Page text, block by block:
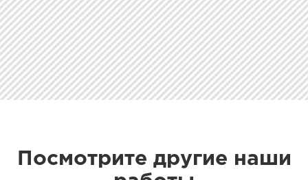
Посмотрите другие наши